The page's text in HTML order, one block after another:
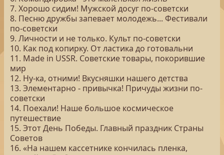
7. Хорошо сидим! Мужской досуг по-советски
8. Песню дружбы запевает молодежь... Фестивали
по-советски
9. Личности и не только. Культ по-советски
10. Как под копирку. От ластика до готовальни
11. Made in USSR. Советские товары, покорившие
мир
12. Ну-ка, отними! Вкусняшки нашего детства
13. Элементарно - привычка! Причуды жизни по-
советски
14. Поехали! Наше большое космическое
путешествие
15. Этот День Победы. Главный праздник Страны
Советов
16. «На нашем кассетнике кончилась пленка,